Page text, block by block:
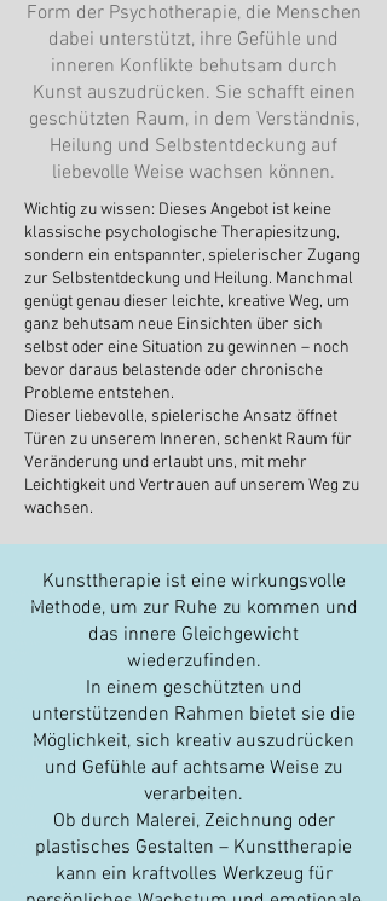
Form der Psychotherapie, die Menschen
dabei unterstützt, ihre Gefühle und
inneren Konflikte behutsam durch
Kunst auszudrücken. Sie schafft einen
geschützten Raum, in dem Verständnis,
Heilung und Selbstentdeckung auf
liebevolle Weise wachsen können.
Wichtig zu wissen: Dieses Angebot ist keine
klassische psychologische Therapiesitzung,
sondern ein entspannter, spielerischer Zugang
zur Selbstentdeckung und Heilung. Manchmal
genügt genau dieser leichte, kreative Weg, um
ganz behutsam neue Einsichten über sich
selbst oder eine Situation zu gewinnen – noch
bevor daraus belastende oder chronische
Probleme entstehen.
Dieser liebevolle, spielerische Ansatz öffnet
Türen zu unserem Inneren, schenkt Raum für
Veränderung und erlaubt uns, mit mehr
Leichtigkeit und Vertrauen auf unserem Weg zu
wachsen.
Kunsttherapie ist eine wirkungsvolle
Methode, um zur Ruhe zu kommen und
das innere Gleichgewicht
wiederzufinden.
In einem geschützten und
unterstützenden Rahmen bietet sie die
Möglichkeit, sich kreativ auszudrücken
und Gefühle auf achtsame Weise zu
verarbeiten.
Ob durch Malerei, Zeichnung oder
plastisches Gestalten – Kunsttherapie
kann ein kraftvolles Werkzeug für
Kunsttherapeut
Erwachsener